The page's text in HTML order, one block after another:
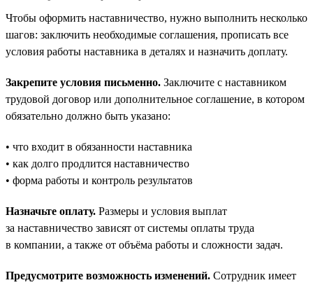
Чтобы оформить наставничество, нужно выполнить несколько
шагов: заключить необходимые соглашения, прописать все
условия работы наставника в деталях и назначить доплату.
Закрепите условия письменно. Заключите с наставником
трудовой договор или дополнительное соглашение, в котором
обязательно должно быть указано:
• что входит в обязанности наставника
• как долго продлится наставничество
• форма работы и контроль результатов
Назначьте оплату. Размеры и условия выплат
за наставничество зависят от системы оплаты труда
в компании, а также от объёма работы и сложности задач.
Предусмотрите возможность изменений. Сотрудник имеет